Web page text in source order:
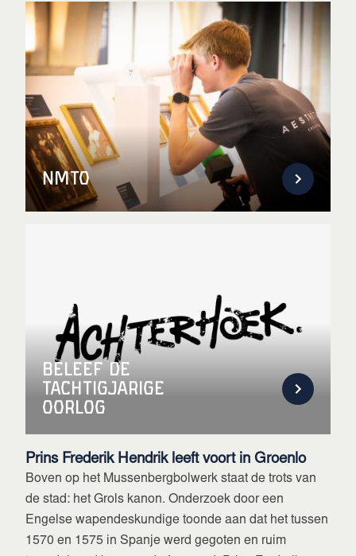
NMTO
Beleef de
Tachtigjarige
oorlog
Prins Frederik Hendrik leeft voort in Groenlo
Boven op het Mussenbergbolwerk staat de trots van
de stad: het Grols kanon. Onderzoek door een
Engelse wapendeskundige toonde aan dat het tussen
1570 en 1575 in Spanje werd gegoten en ruim